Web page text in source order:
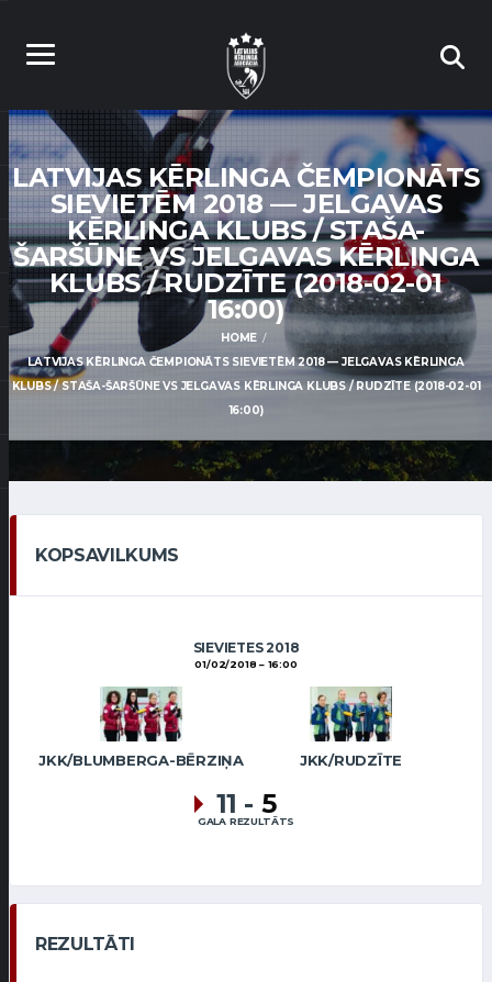
LATVIJAS KĒRLINGA ČEMPIONĀTS
SIEVIETĒM 2018 — JELGAVAS
KĒRLINGA KLUBS / STAŠA-
ŠARŠŪNE VS JELGAVAS KĒRLINGA
KLUBS / RUDZĪTE (2018-02-01
16:00)
HOME
LATVIJAS KĒRLINGA ČEMPIONĀTS SIEVIETĒM 2018 — JELGAVAS KĒRLINGA
KLUBS / STAŠA-ŠARŠŪNE VS JELGAVAS KĒRLINGA KLUBS / RUDZĪTE (2018-02-01
16:00)
KOPSAVILKUMS
SIEVIETES 2018
01/02/2018 16:00
JKK/BLUMBERGA-BĒRZIŅA JKK/RUDZĪTE
11 - 5
GALA REZULTĀTS
REZULTĀTI